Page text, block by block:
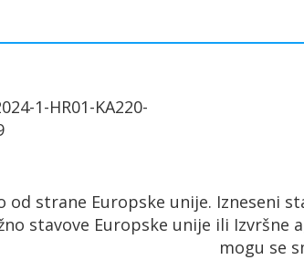
1-HR01-KA220-
od strane Europske unije. Izneseni
stavove Europske unije ili Izvršne
mogu se